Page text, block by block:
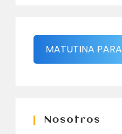
MATUTINA
Nosotros